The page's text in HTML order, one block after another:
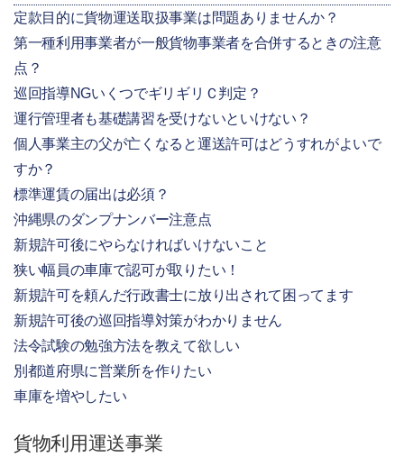
定款目的に貨物運送取扱事業は問題ありませんか？
第一種利用事業者が一般貨物事業者を合併するときの注意
点？
巡回指導NGいくつでギリギリＣ判定？
運行管理者も基礎講習を受けないといけない？
個人事業主の父が亡くなると運送許可はどうすれがよいで
すか？
標準運賃の届出は必須？
沖縄県のダンプナンバー注意点
新規許可後にやらなければいけないこと
狭い幅員の車庫で認可が取りたい！
新規許可を頼んだ行政書士に放り出されて困ってます
新規許可後の巡回指導対策がわかりません
法令試験の勉強方法を教えて欲しい
別都道府県に営業所を作りたい
車庫を増やしたい
貨物利用運送事業